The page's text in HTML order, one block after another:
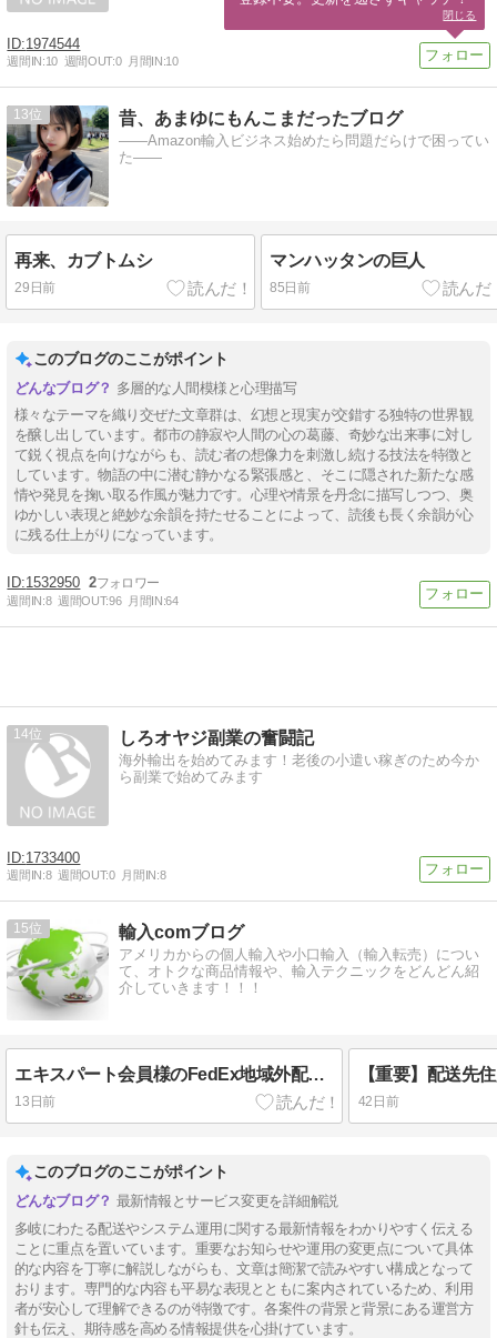
1974544
週間IN:10 週間OUT:0 月間IN:10
13 昔、あまゆにもんこまだったブログ
――Amazon輸入ビジネス始めたら問題だらけで困ってい
た――
再来、カブトムシ
29日前
マンハッタンの巨人
85日前
このブログのここがポイント
多層的な人間模様と心理描写
様々なテーマを織り交ぜた文章群は、幻想と現実が交錯する独特の世界観
を醸し出しています。都市の静寂や人間の心の葛藤、奇妙な出来事に対し
て鋭く視点を向けながらも、読む者の想像力を刺激し続ける技法を特徴と
しています。物語の中に潜む静かなる緊張感と、そこに隠された新たな感
情や発見を掬い取る作風が魅力です。心理や情景を丹念に描写しつつ、奥
ゆかしい表現と絶妙な余韻を持たせることによって、読後も長く余韻が心
に残る仕上がりになっています。
1532950 2
週間IN:8 週間OUT:96 月間IN:64
14 しろオヤジ副業の奮闘記
海外輸出を始めてみます！老後の小遣い稼ぎのため今か
ら副業で始めてみます
1733400
週間IN:8 週間OUT:0 月間IN:8
15 輸入comブログ
アメリカからの個人輸入や小口輸入（輸入転売）につい
て、オトクな商品情報や、輸入テクニックをどんどん紹
介していきます！！！
エキスパート会員様のFedEx地域外配達料（ODA）お取り扱い変更のご案内
13日前 42日前
このブログのここがポイント
最新情報とサービス変更を詳細解説
多岐にわたる配送やシステム運用に関する最新情報をわかりやすく伝える
ことに重点を置いています。重要なお知らせや運用の変更点について具体
的な内容を丁寧に解説しながらも、文章は簡潔で読みやすい構成となって
おります。専門的な内容も平易な表現とともに案内されているため、利用
者が安心して理解できるのが特徴です。各案件の背景と背景にある運営方
針も伝え、期待感を高める情報提供を心掛けています。
閉じる